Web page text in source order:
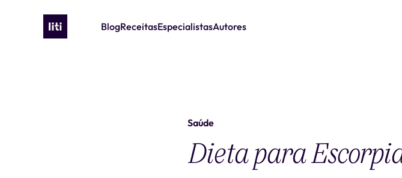
BlogReceitasEspecialistasAutores
Saúde
Dieta para